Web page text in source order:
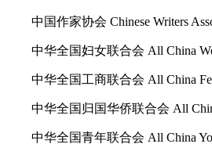
中国作家协会 Chinese Writers
中华全国妇女联合会 All China
中华全国工商联合会 All China
中华全国归国华侨联合会 All
中华全国青年联合会 All China